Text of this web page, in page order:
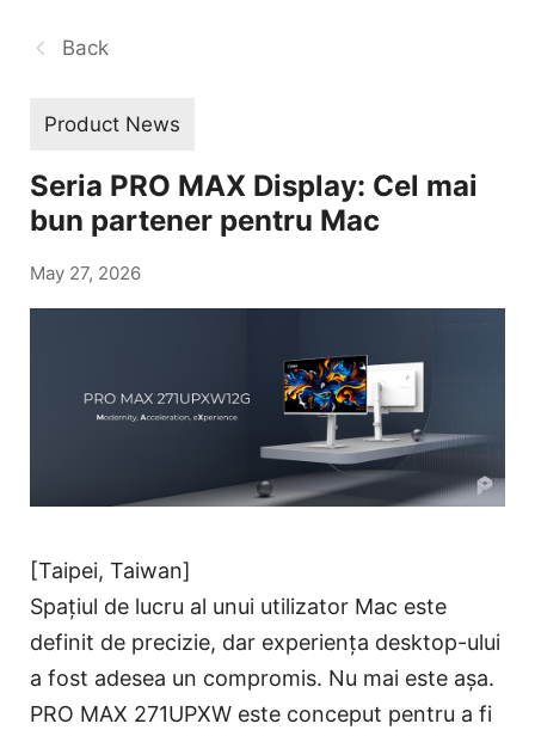
Back
Product News
Seria PRO MAX Display: Cel mai
bun partener pentru Mac
May 27, 2026
[Taipei, Taiwan]
Spațiul de lucru al unui utilizator Mac este
definit de precizie, dar experiența desktop-ului
a fost adesea un compromis. Nu mai este așa.
PRO MAX 271UPXW este conceput pentru a fi